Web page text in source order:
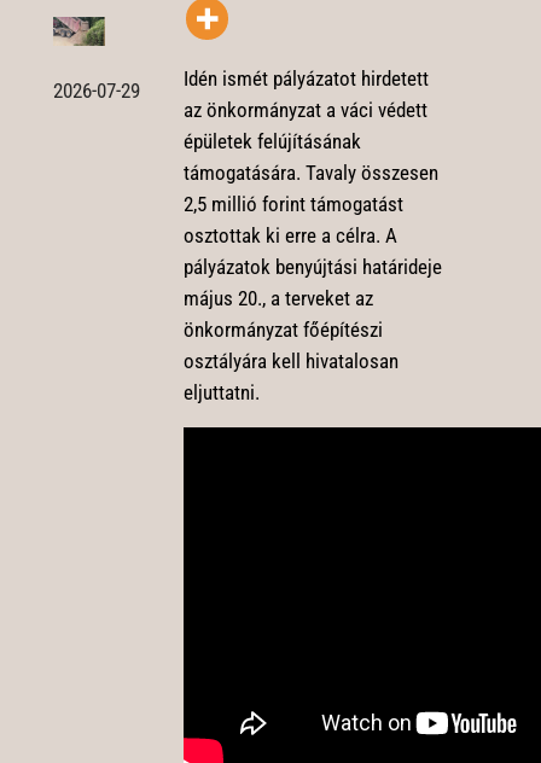
2026-07-29
Idén ismét pályázatot hirdetett
az önkormányzat a váci védett
épületek felújításának
támogatására. Tavaly összesen
2,5 millió forint támogatást
osztottak ki erre a célra. A
pályázatok benyújtási határideje
május 20., a terveket az
önkormányzat főépítészi
osztályára kell hivatalosan
eljuttatni.